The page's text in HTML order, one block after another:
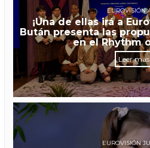
EUROVISIÓN
¡Una de ellas irá a
Bután presenta las
en el Rhythm
Leer más
EUROVISIÓN